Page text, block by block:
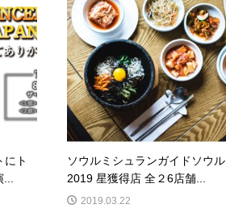
にト
...
ソウルミシュランガイドソウル
2019 星獲得店 全２6店舗...
2019.03.22